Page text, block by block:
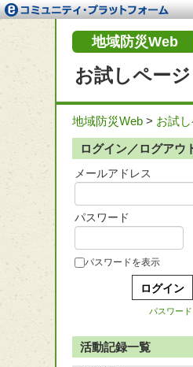
お試しページ
地域防災Web
地域防災Web > お試
ログイン／ログアウ
メールアドレス
パスワード
パスワードを表示
パスワー
活動記録一覧